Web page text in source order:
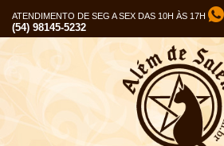
ATENDIMENTO DE SEG A SEX DAS 10H ÀS 17H
(54) 98145-5232